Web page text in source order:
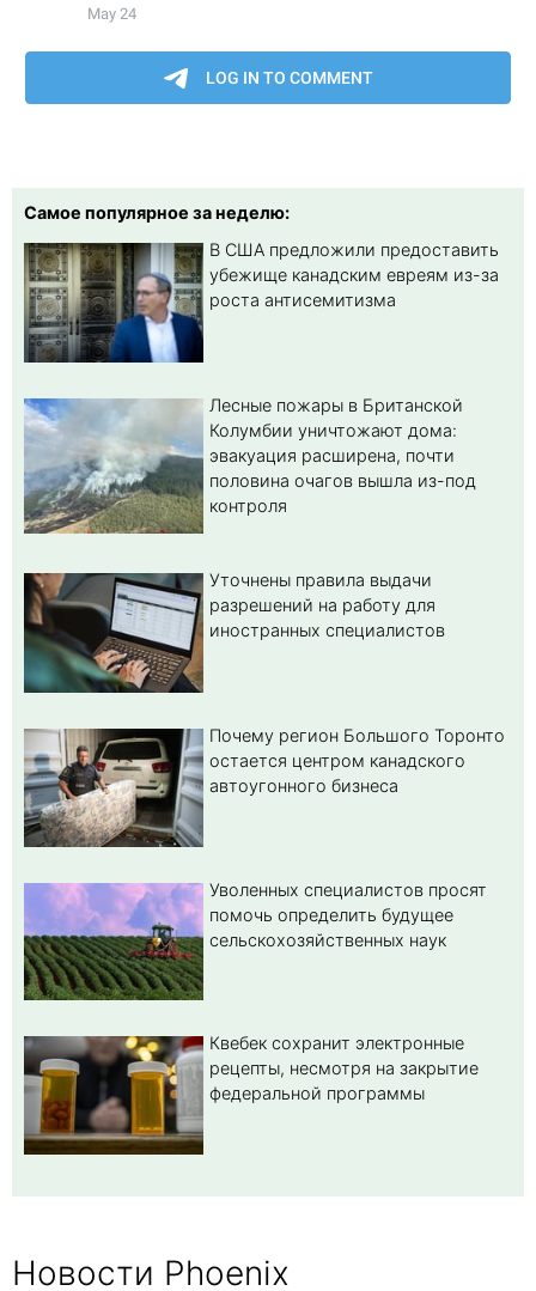
Самое популярное за неделю:
В США предложили предоставить
убежище канадским евреям из-за
роста антисемитизма
Лесные пожары в Британской
Колумбии уничтожают дома:
эвакуация расширена, почти
половина очагов вышла из-под
контроля
Уточнены правила выдачи
разрешений на работу для
иностранных специалистов
Почему регион Большого Торонто
остается центром канадского
автоугонного бизнеса
Уволенных специалистов просят
помочь определить будущее
сельскохозяйственных наук
Квебек сохранит электронные
рецепты, несмотря на закрытие
федеральной программы
Новости Phoenix